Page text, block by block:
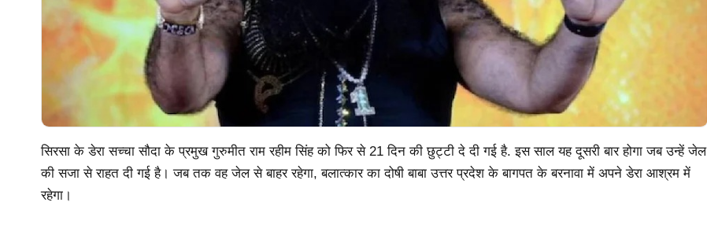
सिरसा के डेरा सच्चा सौदा के प्रमुख गुरुमीत राम रहीम सिंह को फिर से 21 दिन की छुट्टी दे दी गई है. इस साल यह दूसरी बार होगा जब उन्हें जेल
की सजा से राहत दी गई है। जब तक वह जेल से बाहर रहेगा, बलात्कार का दोषी बाबा उत्तर प्रदेश के बागपत के बरनावा में अपने डेरा आश्रम में
रहेगा।